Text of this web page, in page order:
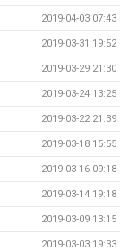
2019-04-03 07:43
2019-03-31 19:52
2019-03-29 21:30
2019-03-24 13:25
2019-03-22 21:39
2019-03-18 15:55
2019-03-16 09:18
2019-03-14 19:18
2019-03-09 13:15
2019-03-03 19:33